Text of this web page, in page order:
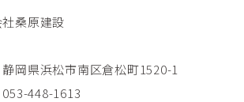
桑原建設
岡県浜松市南区倉松町1520-1
448-1613